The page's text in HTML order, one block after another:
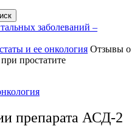
заболеваний –
и ее онкология Отзывы о
простатите
препарата АСД-2